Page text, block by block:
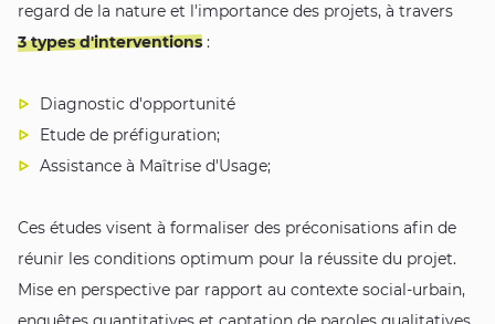
regard de la nature et l'importance des projets, à travers
3 types d'interventions :
Diagnostic d'opportunité
Etude de préfiguration;
Assistance à Maîtrise d'Usage;
Ces études visent à formaliser des préconisations afin de
réunir les conditions optimum pour la réussite du projet.
Mise en perspective par rapport au contexte social-urbain,